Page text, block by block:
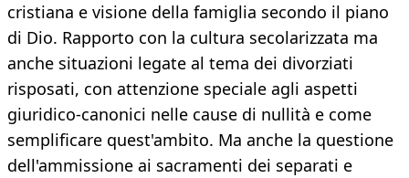
cristiana e visione della famiglia secondo il piano
di Dio. Rapporto con la cultura secolarizzata ma
anche situazioni legate al tema dei divorziati
risposati, con attenzione speciale agli aspetti
giuridico-canonici nelle cause di nullità e come
semplificare quest'ambito. Ma anche la questione
dell'ammissione ai sacramenti dei separati e